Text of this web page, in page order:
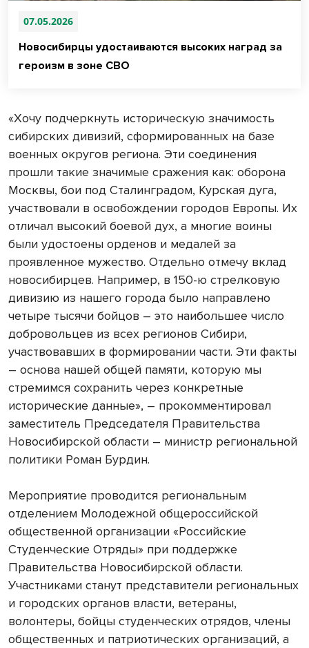
07.05.2026
Новосибирцы удостаиваются высоких наград за
героизм в зоне СВО
«Хочу подчеркнуть историческую значимость
сибирских дивизий, сформированных на базе
военных округов региона. Эти соединения
прошли такие значимые сражения как: оборона
Москвы, бои под Сталинградом, Курская дуга,
участвовали в освобождении городов Европы. Их
отличал высокий боевой дух, а многие воины
были удостоены орденов и медалей за
проявленное мужество. Отдельно отмечу вклад
новосибирцев. Например, в 150-ю стрелковую
дивизию из нашего города было направлено
четыре тысячи бойцов – это наибольшее число
добровольцев из всех регионов Сибири,
участвовавших в формировании части. Эти факты
– основа нашей общей памяти, которую мы
стремимся сохранить через конкретные
исторические данные», – прокомментировал
заместитель Председателя Правительства
Новосибирской области – министр региональной
политики Роман Бурдин.
Мероприятие проводится региональным
отделением Молодежной общероссийской
общественной организации «Российские
Студенческие Отряды» при поддержке
Правительства Новосибирской области.
Участниками станут представители региональных
и городских органов власти, ветераны,
волонтеры, бойцы студенческих отрядов, члены
общественных и патриотических организаций, а